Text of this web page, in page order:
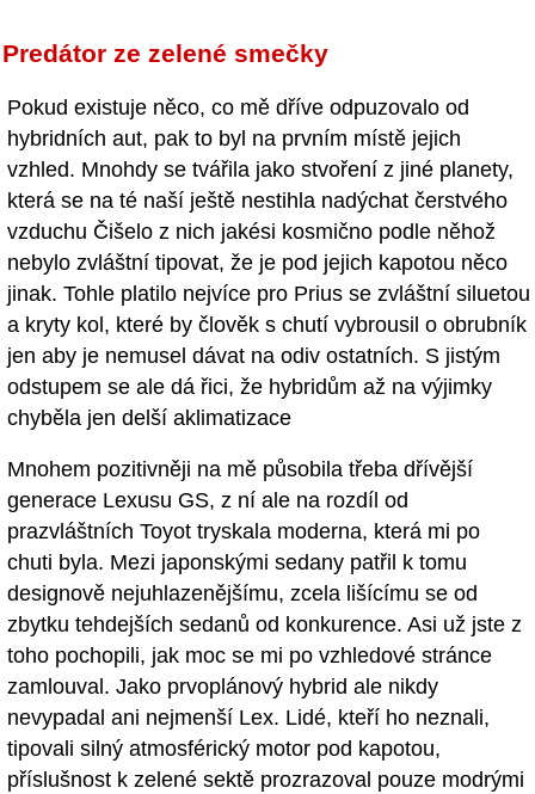
Predátor ze zelené smečky
Pokud existuje něco, co mě dříve odpuzovalo od
hybridních aut, pak to byl na prvním místě jejich
vzhled. Mnohdy se tvářila jako stvoření z jiné planety,
která se na té naší ještě nestihla nadýchat čerstvého
vzduchu Čišelo z nich jakési kosmično podle něhož
nebylo zvláštní tipovat, že je pod jejich kapotou něco
jinak. Tohle platilo nejvíce pro Prius se zvláštní siluetou
a kryty kol, které by člověk s chutí vybrousil o obrubník
jen aby je nemusel dávat na odiv ostatních. S jistým
odstupem se ale dá řici, že hybridům až na výjimky
chyběla jen delší aklimatizace
Mnohem pozitivněji na mě působila třeba dřívější
generace Lexusu GS, z ní ale na rozdíl od
prazvláštních Toyot tryskala moderna, která mi po
chuti byla. Mezi japonskými sedany patřil k tomu
designově nejuhlazenějšímu, zcela lišícímu se od
zbytku tehdejších sedanů od konkurence. Asi už jste z
toho pochopili, jak moc se mi po vzhledové stránce
zamlouval. Jako prvoplánový hybrid ale nikdy
nevypadal ani nejmenší Lex. Lidé, kteří ho neznali,
tipovali silný atmosférický motor pod kapotou,
příslušnost k zelené sektě prozrazoval pouze modrými